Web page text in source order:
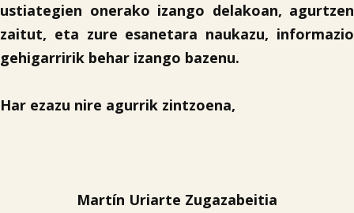
ustiategien onerako izango delakoan, agurtzen
zaitut, eta zure esanetara naukazu, informazio
gehigarririk behar izango bazenu.
Har ezazu nire agurrik zintzoena,
Martín Uriarte Zugazabeitia